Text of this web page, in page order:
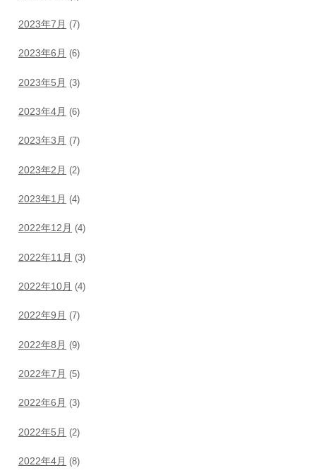
2023年7月 (7)
2023年6月 (6)
2023年5月 (3)
2023年4月 (6)
2023年3月 (7)
2023年2月 (2)
2023年1月 (4)
2022年12月 (4)
2022年11月 (3)
2022年10月 (4)
2022年9月 (7)
2022年8月 (9)
2022年7月 (5)
2022年6月 (3)
2022年5月 (2)
2022年4月 (8)